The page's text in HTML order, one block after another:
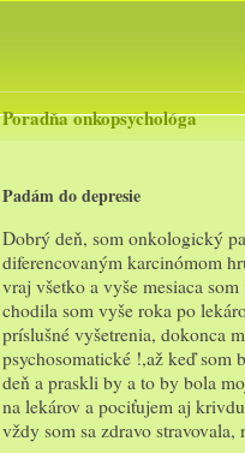
Poradňa onkopsychológa
Padám do depresie
Dobrý deň, som onkologický
diferencovaným karcinómom
vraj všetko a vyše mesiaca
chodila som vyše roka po
príslušné vyšetrenia, dokonca
psychosomatické !,až keď som
deň a praskli by a to by bola
na lekárov a pociťujem aj
vždy som sa zdravo stravovala,